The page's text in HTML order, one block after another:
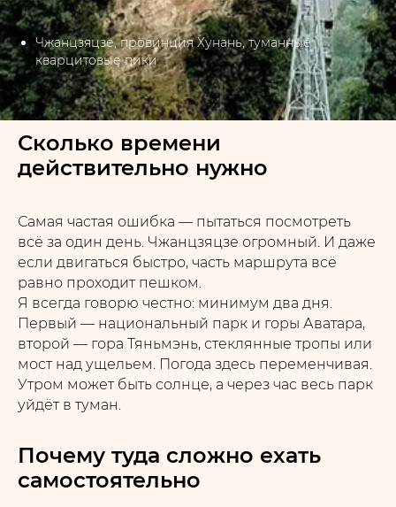
Чжанцзяцзе, провинция Хунань, туманные
кварцитовые пики
Сколько времени
действительно нужно
Самая частая ошибка — пытаться посмотреть
всё за один день. Чжанцзяцзе огромный. И даже
если двигаться быстро, часть маршрута всё
равно проходит пешком.
Я всегда говорю честно: минимум два дня.
Первый — национальный парк и горы Аватара,
второй — гора Тяньмэнь, стеклянные тропы или
мост над ущельем. Погода здесь переменчивая.
Утром может быть солнце, а через час весь парк
уйдёт в туман.
Почему туда сложно ехать
самостоятельно